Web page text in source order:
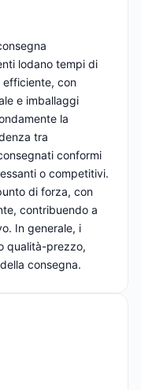
lodano tempi di
efficiente, con
e imballaggi
la
tra
conformi
o competitivi.
di forza, con
contribuendo a
In generale, i
qualità-prezzo,
consegna.